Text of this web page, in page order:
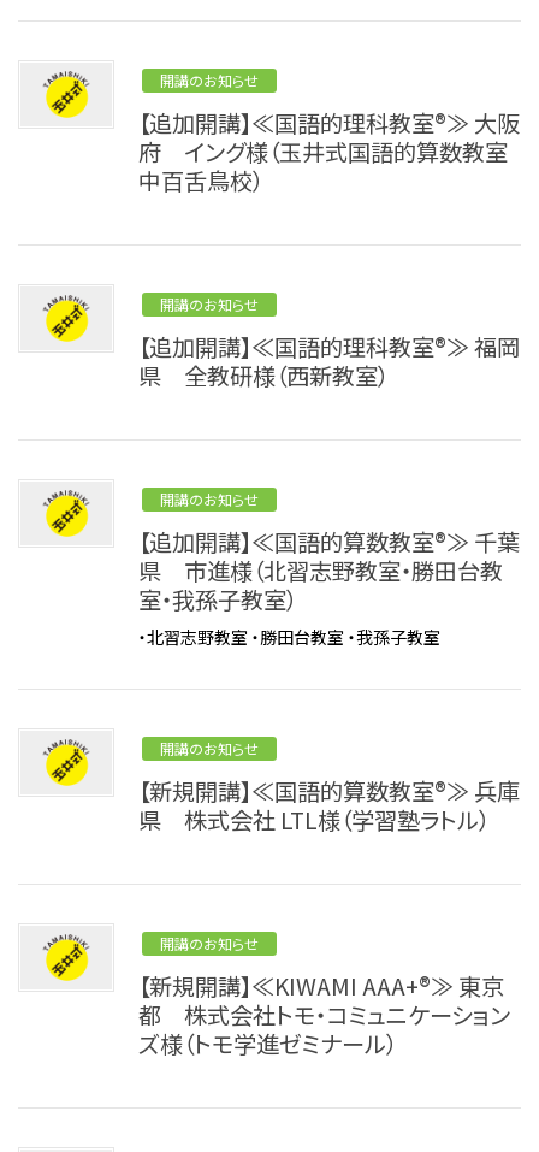
開講のお知らせ
【追加開講】≪国語的理科教室®≫ 大阪
府 イング様（玉井式国語的算数教室
中百舌鳥校）
開講のお知らせ
【追加開講】≪国語的理科教室®≫ 福岡
県 全教研様（西新教室）
開講のお知らせ
【追加開講】≪国語的算数教室®≫ 千葉
県 市進様（北習志野教室・勝田台教
室・我孫子教室）
・北習志野教室 ・勝田台教室 ・我孫子教室
開講のお知らせ
【新規開講】≪国語的算数教室®≫ 兵庫
県 株式会社 LTL様（学習塾ラトル）
開講のお知らせ
【新規開講】≪KIWAMI AAA+®≫ 東京
都 株式会社トモ・コミュニケーション
ズ様（トモ学進ゼミナール）